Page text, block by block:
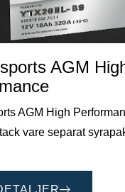
AGM
AGM High
vare separat